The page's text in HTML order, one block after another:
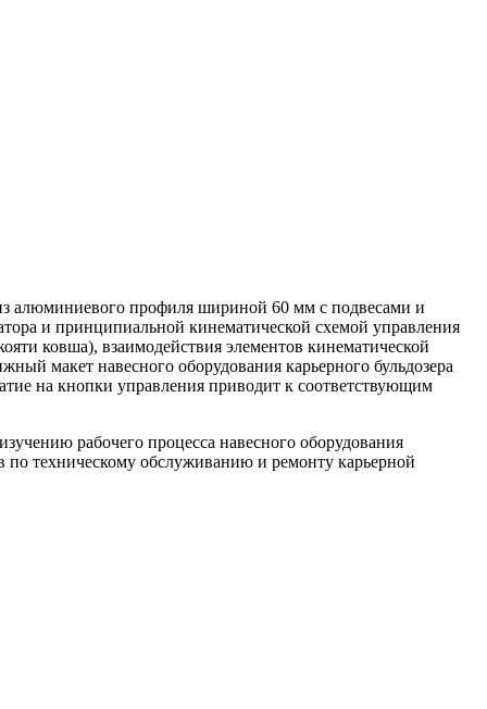
алюминиевого профиля шириной 60 мм с подвесами и
и принципиальной кинематической схемой управления
ковша), взаимодействия элементов кинематической
макет навесного оборудования карьерного бульдозера
на кнопки управления приводит к соответствующим
рабочего процесса навесного оборудования
техническому обслуживанию и ремонту карьерной